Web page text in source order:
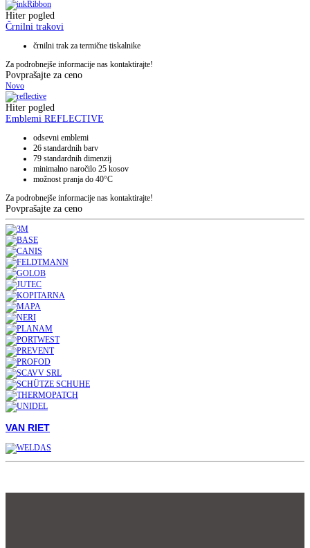
Hiter pogled
Črnilni trakovi
črnilni trak za termične tiskalnike
Za podrobnejše informacije nas kontaktirajte!
Povprašajte za ceno
Novo
Hiter pogled
Emblemi REFLECTIVE
odsevni emblemi
26 standardnih barv
79 standardnih dimenzij
minimalno naročilo 25 kosov
možnost pranja do 40°C
Za podrobnejše informacije nas kontaktirajte!
Povprašajte za ceno
VAN RIET